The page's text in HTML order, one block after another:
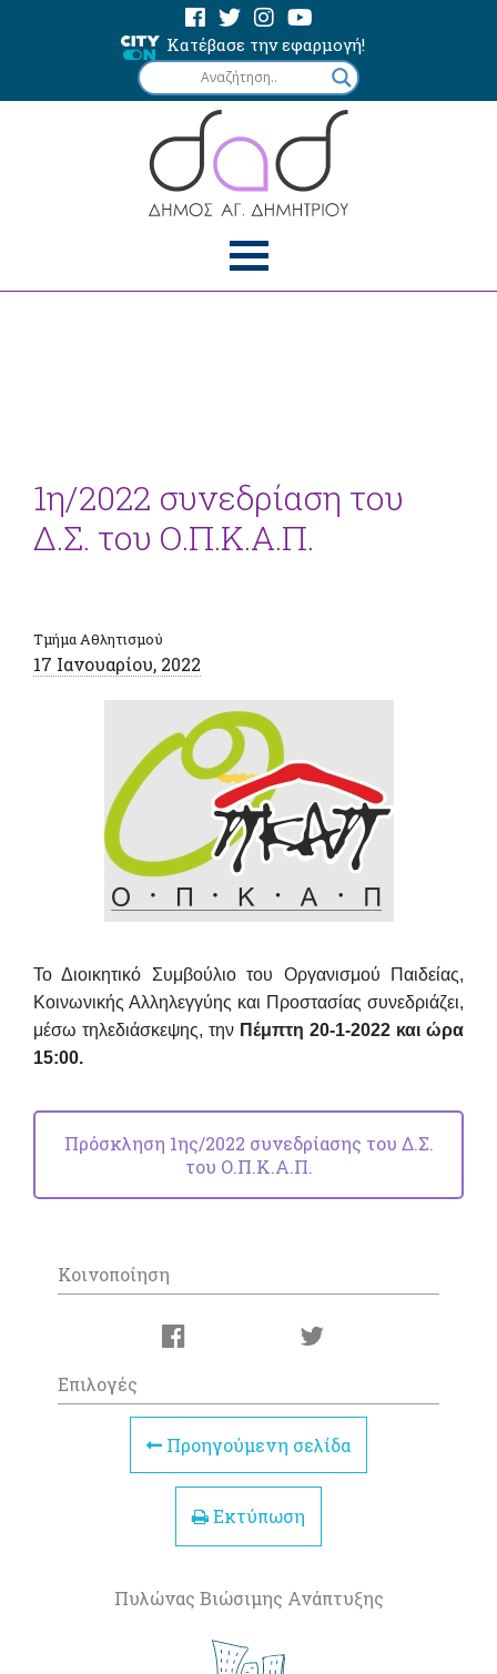
Κατέβασε την εφαρμογή!
1η/2022 συνεδρίαση του
Δ.Σ. του Ο.Π.Κ.Α.Π.
Τμήμα Αθλητισμού
17 Ιανουαρίου, 2022
Το Διοικητικό Συμβούλιο του Οργανισμού Παιδείας,
Κοινωνικής Αλληλεγγύης και Προστασίας συνεδριάζει,
μέσω τηλεδιάσκεψης, την Πέμπτη 20-1-2022 και ώρα
15:00.
Πρόσκληση 1ης/2022 συνεδρίασης του Δ.Σ.
του Ο.Π.Κ.Α.Π.
Κοινοποίηση
Επιλογές
Προηγούμενη σελίδα
Εκτύπωση
Πυλώνας Βιώσιμης Ανάπτυξης